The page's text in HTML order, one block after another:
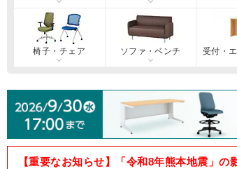
椅子・チェア ソファ・ベンチ 受付・
【重要なお知らせ】「令和8年熊本地震」